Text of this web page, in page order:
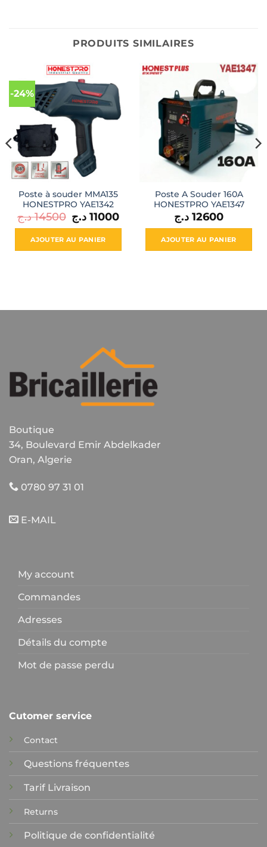
PRODUITS SIMILAIRES
-24%
Poste à souder MMA135
HONESTPRO YAE1342
14500 د.ج
Le
prix
initial
était :
11000 د.ج
Le
actuel
AJOUTER AU PANIER
Poste A Souder 160A
HONESTPRO YAE1347
12600 د.ج
AJOUTER AU PANIER
Boutique
34, Boulevard Emir Abdelkader
Oran, Algerie
0780 97 31 01
E-MAIL
My account
Commandes
Adresses
Détails du compte
Mot de passe perdu
Cutomer service
Contact
Questions fréquentes
Tarif Livraison
Returns
Politique de confidentialité